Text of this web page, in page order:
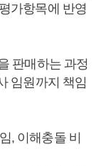
가항목에 반영
판매하는 과정
임원까지 책임
, 이해충돌 비